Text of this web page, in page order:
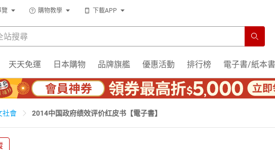
覽 購物教學 下載APP
天天免運 日本購物 品牌旗艦 優惠活動 排行榜 電子書/紙本書
社會 2014中国政府绩效评价红皮书【電子書】